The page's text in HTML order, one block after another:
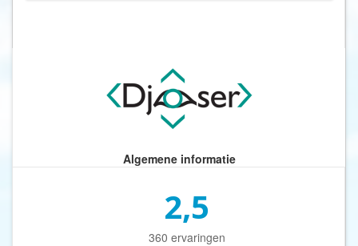
Algemene informatie
2,5
360 ervaringen